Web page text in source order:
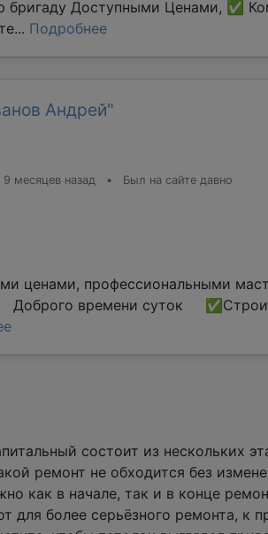
бригаду Доступными Ценами, ✅
Подробнее
Андрей"
месяцев назад • Был на сайте давно
ценами, профессиональными
времени суток
состоит из нескольких
ремонт не обходится без
как в начале, так и в конце
более серьёзного ремонта, к